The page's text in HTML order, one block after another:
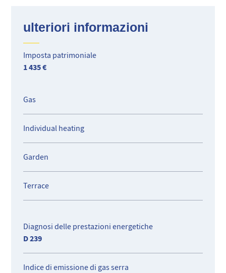
ulteriori informazioni
Imposta patrimoniale
1 435 €
Gas
Individual heating
Garden
Terrace
Diagnosi delle prestazioni energetiche
D 239
Indice di emissione di gas serra